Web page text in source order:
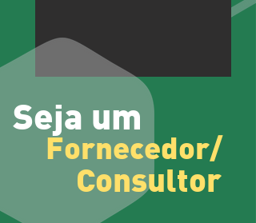
Fornecedor/
Seja um
Consultor